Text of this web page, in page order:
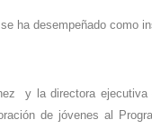
ha desempeñado como
y la directora ejecutiva
de jóvenes al